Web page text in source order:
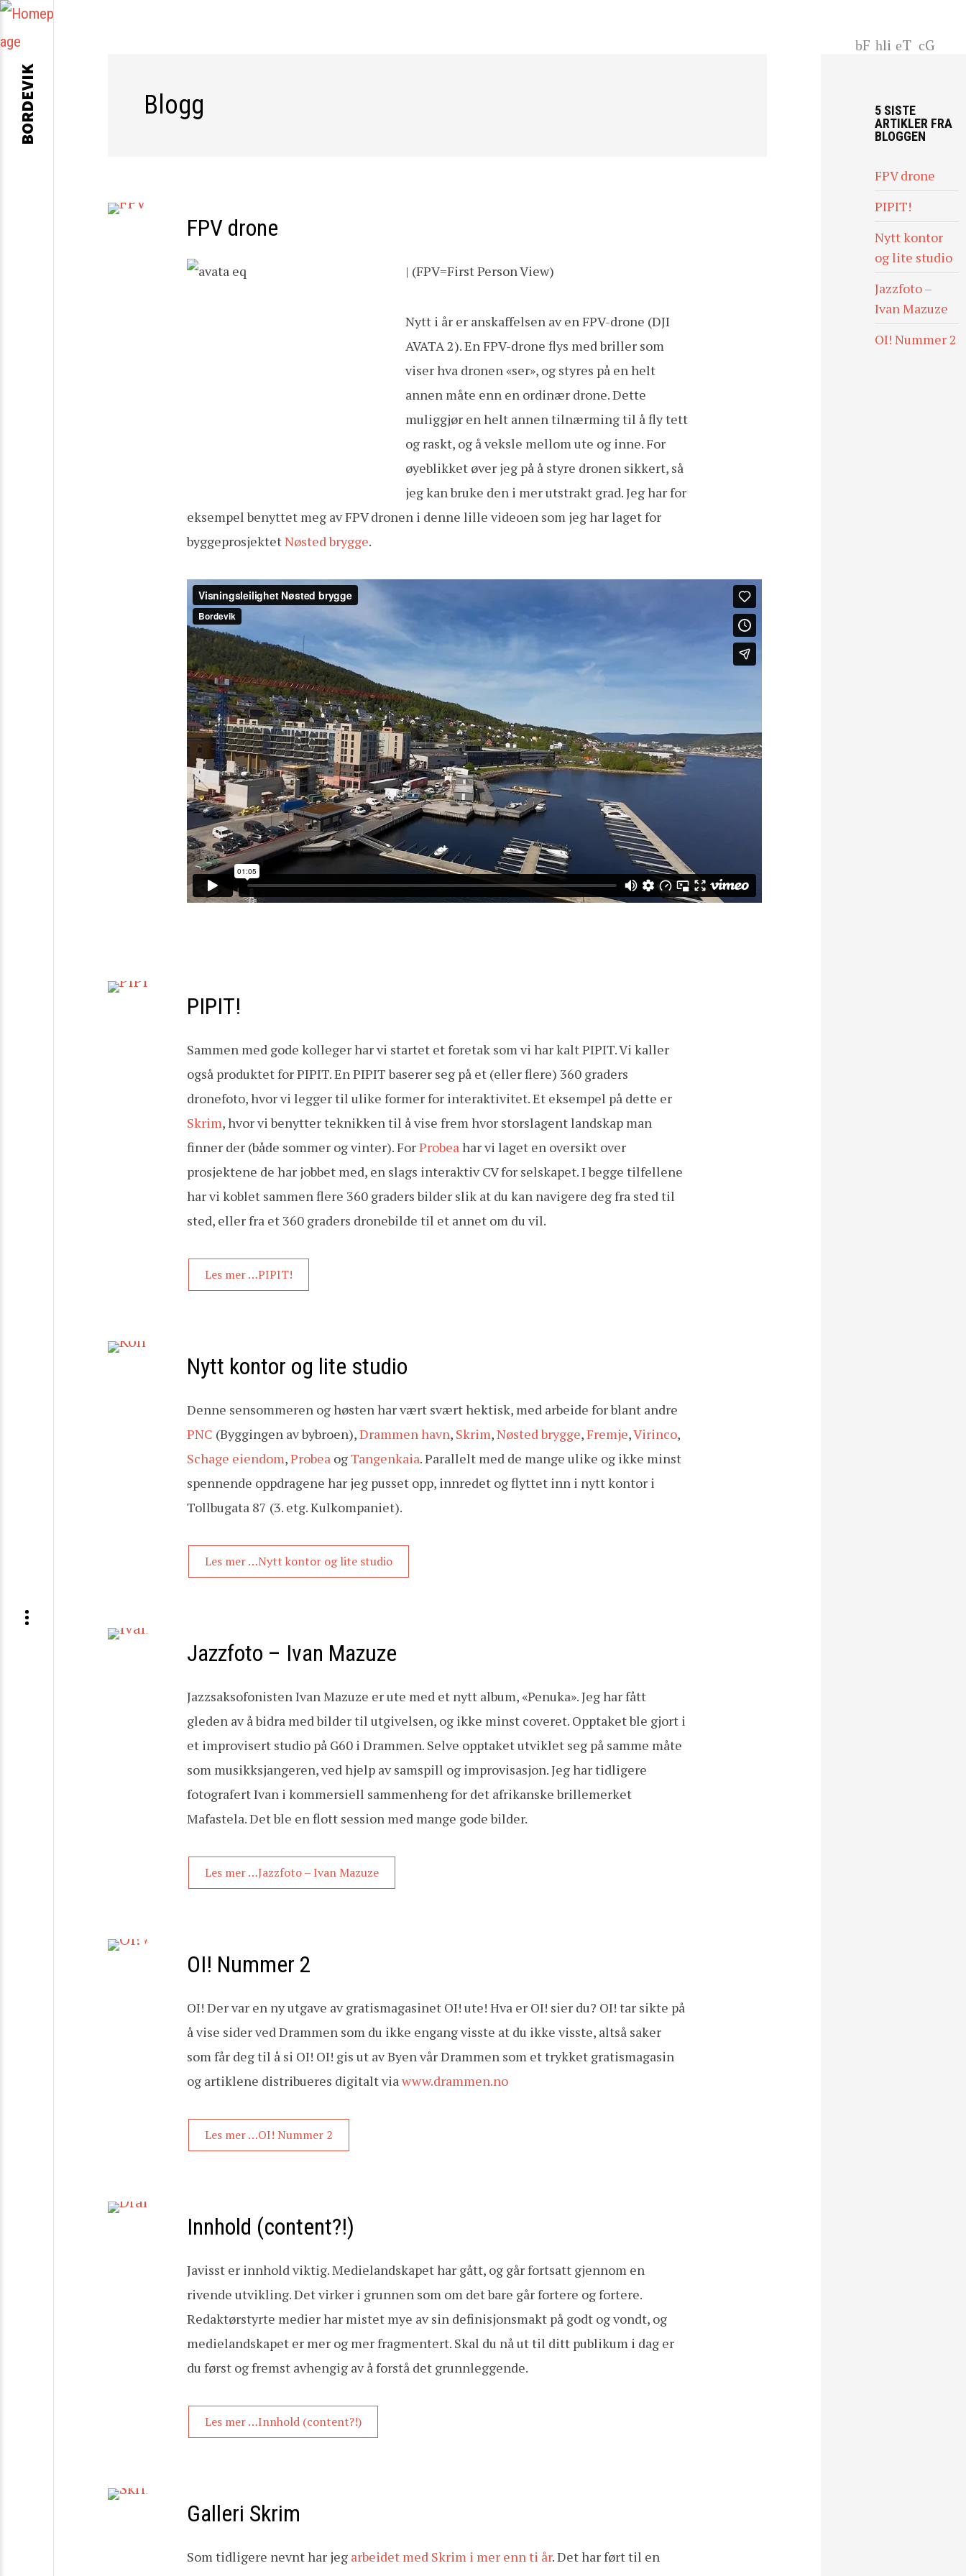
Blogg
FPV drone
| (FPV=First Person View)
Nytt i år er anskaffelsen av en FPV-drone (DJI
AVATA 2). En FPV-drone flys med briller som
viser hva dronen «ser», og styres på en helt
annen måte enn en ordinær drone. Dette
muliggjør en helt annen tilnærming til å fly tett
og raskt, og å veksle mellom ute og inne. For
øyeblikket øver jeg på å styre dronen sikkert, så
jeg kan bruke den i mer utstrakt grad. Jeg har for
eksempel benyttet meg av FPV dronen i denne lille videoen som jeg har laget for
byggeprosjektetNøsted brygge.
PIPIT!
Sammen med gode kolleger har vi startet et foretak som vi har kalt PIPIT. Vi kaller
også produktet for PIPIT. En PIPIT baserer seg på et (eller flere) 360 graders
dronefoto, hvor vi legger til ulike former for interaktivitet. Et eksempel på dette er
Skrim, hvor vi benytter teknikken til å vise frem hvor storslagent landskap man
finner der (både sommer og vinter). ForProbeahar vi laget en oversikt over
prosjektene de har jobbet med, en slags interaktiv CV for selskapet. I begge tilfellene
har vi koblet sammen flere 360 graders bilder slik at du kan navigere deg fra sted til
sted, eller fra et 360 graders dronebilde til et annet om du vil.
Les mer …PIPIT!
Nytt kontor og lite studio
Denne sensommeren og høsten har vært svært hektisk, med arbeide for blant andre
PNC (Byggingen av bybroen),Drammen havn, Skrim,Nøsted brygge,Fremje,Virinco,
Schage eiendom,Probea ogTangenkaia. Parallelt med de mange ulike og ikke minst
spennende oppdragene har jeg pusset opp, innredet og flyttet inn i nytt kontor i
Tollbugata 87 (3. etg. Kulkompaniet).
Les mer …Nytt kontor og lite studio
Jazzfoto – Ivan Mazuze
Jazzsaksofonisten Ivan Mazuze er ute med et nytt album, «Penuka». Jeg har fått
gleden av å bidra med bilder til utgivelsen, og ikke minst coveret. Opptaket ble gjort i
et improvisert studio på G60 i Drammen. Selve opptaket utviklet seg på samme måte
som musikksjangeren, ved hjelp av samspill og improvisasjon. Jeg har tidligere
fotografert Ivan i kommersiell sammenheng for det afrikanske brillemerket
Mafastela. Det ble en flott session med mange gode bilder.
Les mer …Jazzfoto – Ivan Mazuze
OI! Nummer 2
OI! Der var en ny utgave av gratismagasinet OI! ute! Hva er OI! sier du? OI! tar sikte på
å vise sider ved Drammen som du ikke engang visste at du ikke visste, altså saker
som får deg til å si OI! OI! gis ut av Byen vår Drammen som et trykket gratismagasin
og artiklene distribueres digitalt viawww.drammen.no
Les mer …OI! Nummer 2
Innhold (content?!)
Javisst er innhold viktig. Medielandskapet har gått, og går fortsatt gjennom en
rivende utvikling. Det virker i grunnen som om det bare går fortere og fortere.
Redaktørstyrte medier har mistet mye av sin definisjonsmakt på godt og vondt, og
medielandskapet er mer og mer fragmentert. Skal du nå ut til ditt publikum i dag er
du først og fremst avhengig av å forstå det grunnleggende.
Les mer …Innhold (content?!)
Galleri Skrim
Som tidligere nevnt har jeg arbeidet med Skrim i mer enn ti år. Det har ført til en
F
li
T
G
5 SISTE
ARTIKLER FRA
BLOGGEN
FPV drone
PIPIT!
Nytt kontor
og lite studio
Jazzfoto –
Ivan Mazuze
OI! Nummer 2
BORDEVIK